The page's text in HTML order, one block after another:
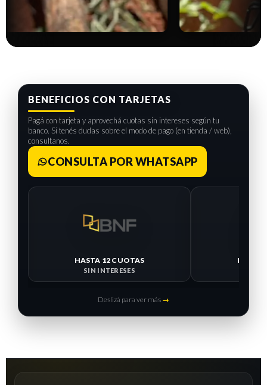
BENEFICIOS CON TARJETAS
Pagá con tarjeta y aprovechá cuotas sin intereses según tu
banco. Si tenés dudas sobre el modo de pago (en tienda / web),
consultanos.
CONSULTA POR WHATSAPP
HASTA 12 CUOTAS
SIN INTERESES
HASTA
Deslizá para ver más →